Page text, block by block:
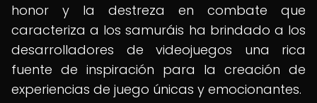
honor y la destreza en combate que
caracteriza a los samuráis ha brindado a los
desarrolladores de videojuegos una rica
fuente de inspiración para la creación de
experiencias de juego únicas y emocionantes.